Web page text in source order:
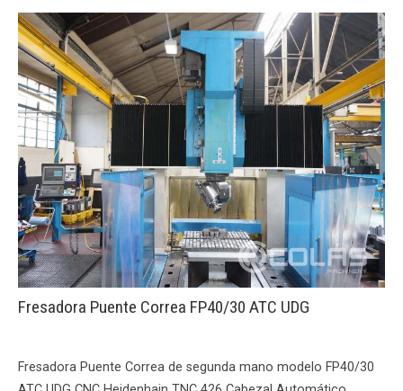
Fresadora Puente Correa FP40/30 ATC UDG
Fresadora Puente Correa de segunda mano modelo FP40/30